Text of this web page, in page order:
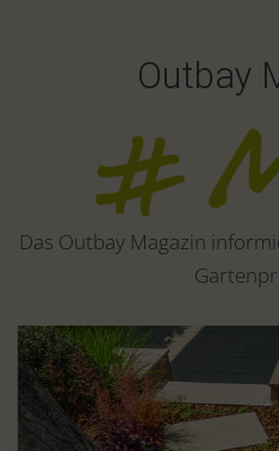
Outbay
Das Outbay Magazin